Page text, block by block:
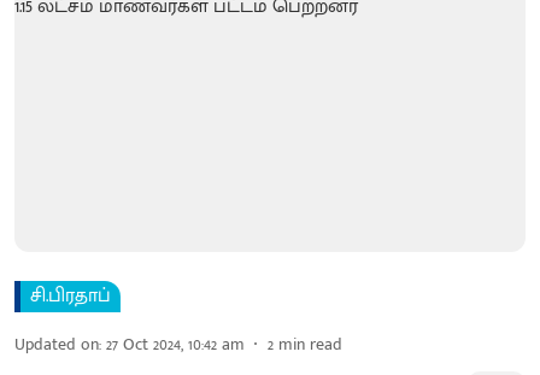
சி.பிரதாப்
Updated on:27 Oct 2024, 10:42 am 2 min read